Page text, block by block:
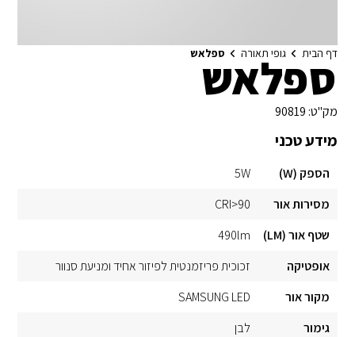
דף הבית גופי תאורה ספלאש
ספלאש
מק"ט: 90819
מידע טכני
הספק (W)
5W
מסירות אור
CRI>90
שטף אור (LM)
490lm
אופטיקה
זכוכית פריזמנטית לפיזור אחיד ומניעת סנוור
מקור אור
SAMSUNG LED
גימור
לבן